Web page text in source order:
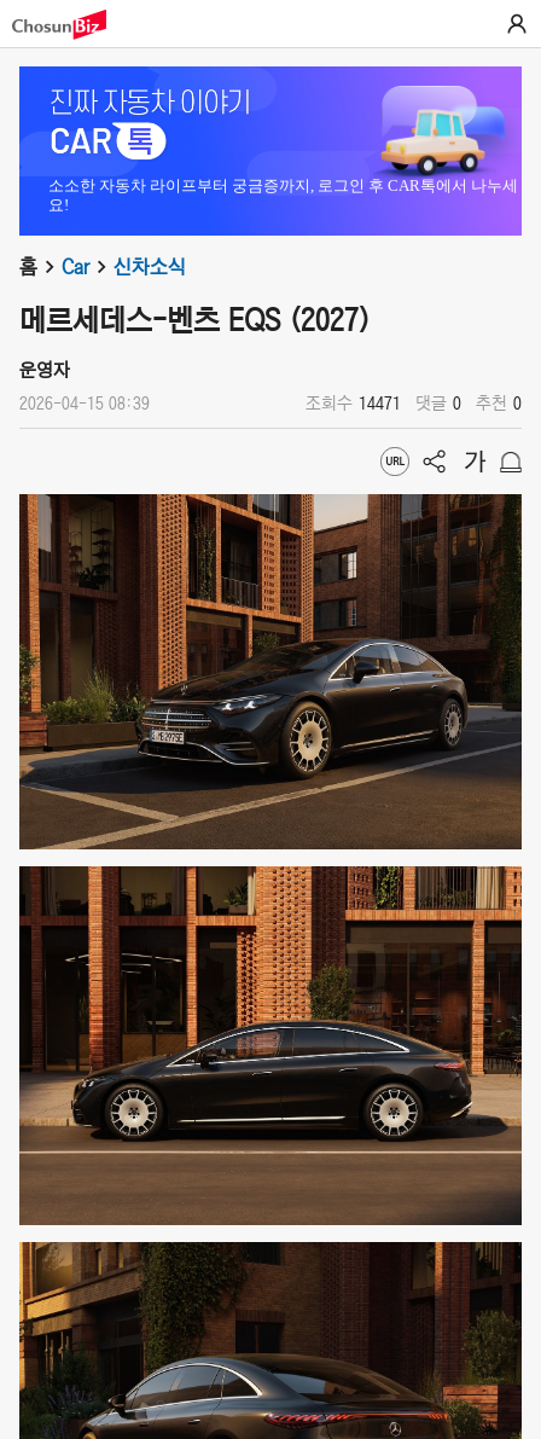
소소한 자동차 라이프부터 궁금증까지, 로그인 후 CAR톡에서 나누세
요!
홈 Car 신차소식
메르세데스-벤츠 EQS (2027)
운영자
2026-04-15 08:39 조회수 14471 댓글 0 추천 0